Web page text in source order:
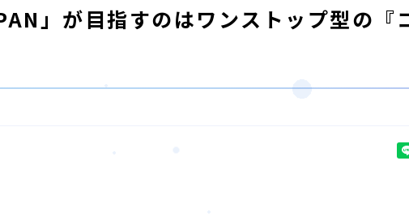
」が目指すのはワンストップ型の『